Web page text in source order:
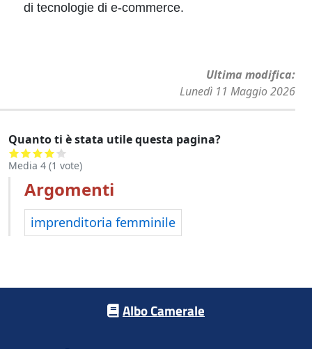
di tecnologie di e-commerce.
Ultima modifica
Lunedì 11 Maggio 2026
Quanto ti è stata utile questa pagina?
Media 4 (1 vote)
Argomenti
imprenditoria femminile
Albo Camerale